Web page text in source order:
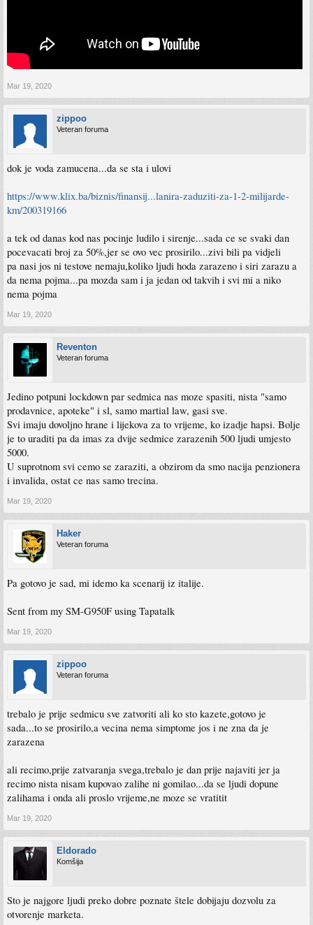
Mar 19, 2020
zippoo
Veteran foruma
dok je voda zamucena...da se sta i ulovi
https://www.klix.ba/biznis/finansij...lanira-zaduziti-za-1-2-milijarde-
km/200319166
a tek od danas kod nas pocinje ludilo i sirenje...sada ce se svaki dan
pocevacati broj za 50%,jer se ovo vec prosirilo...zivi bili pa vidjeli
pa nasi jos ni testove nemaju,koliko ljudi hoda zarazeno i siri zarazu a
da nema pojma...pa mozda sam i ja jedan od takvih i svi mi a niko
nema pojma
Mar 19, 2020
Reventon
Veteran foruma
Jedino potpuni lockdown par sedmica nas moze spasiti, nista "samo
prodavnice, apoteke" i sl, samo martial law, gasi sve.
Svi imaju dovoljno hrane i lijekova za to vrijeme, ko izadje hapsi. Bolje
je to uraditi pa da imas za dvije sedmice zarazenih 500 ljudi umjesto
5000.
U suprotnom svi cemo se zaraziti, a obzirom da smo nacija penzionera
i invalida, ostat ce nas samo trecina.
Mar 19, 2020
Haker
Veteran foruma
Pa gotovo je sad, mi idemo ka scenarij iz italije.
Sent from my SM-G950F using Tapatalk
Mar 19, 2020
zippoo
Veteran foruma
trebalo je prije sedmicu sve zatvoriti ali ko sto kazete,gotovo je
sada...to se prosirilo,a vecina nema simptome jos i ne zna da je
zarazena
ali recimo,prije zatvaranja svega,trebalo je dan prije najaviti jer ja
recimo nista nisam kupovao zalihe ni gomilao...da se ljudi dopune
zalihama i onda ali proslo vrijeme,ne moze se vratitit
Mar 19, 2020
Eldorado
Komšija
Sto je najgore ljudi preko dobre poznate štele dobijaju dozvolu za
otvorenje marketa.